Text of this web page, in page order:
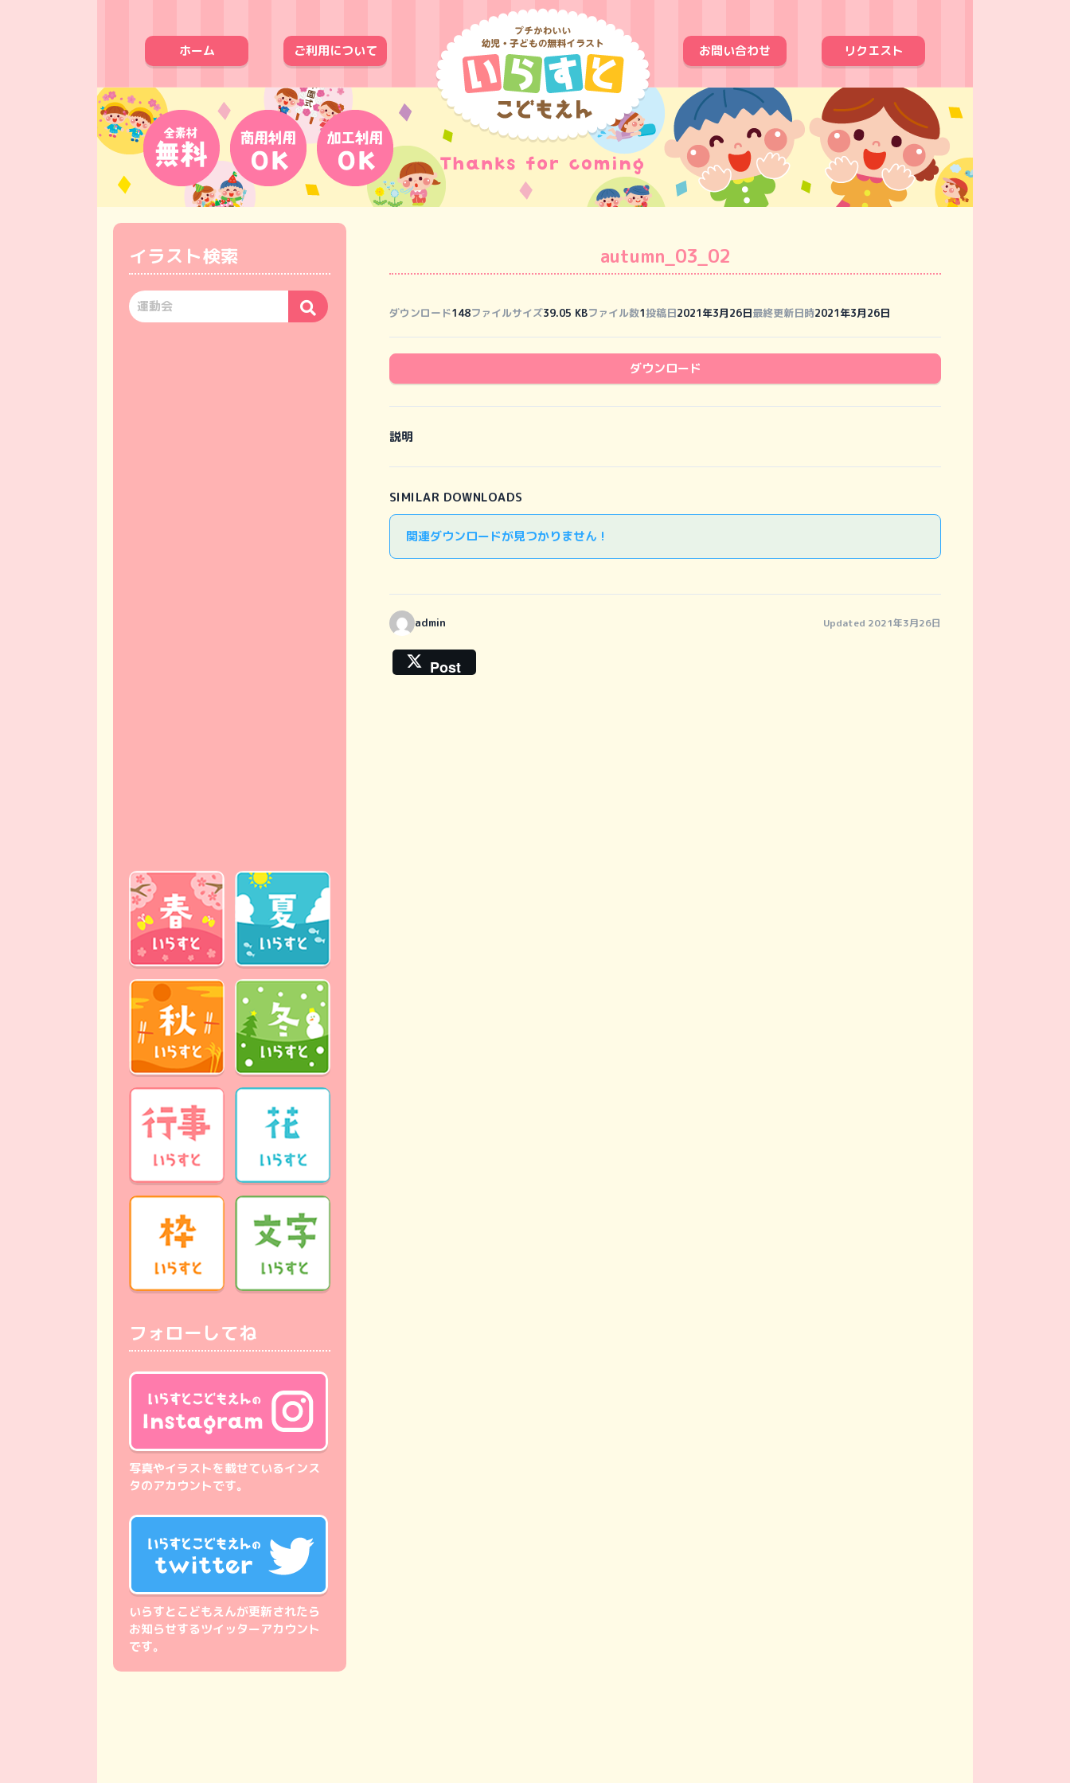
ホーム ご利用について お問い合わせ リクエスト
イラスト検索
フォローしてね
写真やイラストを載せているインス
タのアカウントです。
いらすとこどもえんが更新されたら
お知らせするツイッターアカウント
です。
autumn_03_02
ダウンロード148ファイルサイズ39.05 KBファイル数1投稿日2021年3月26日最終更新日時2021年3月26日
ダウンロード
説明
SIMILAR DOWNLOADS
関連ダウンロードが見つかりません !
admin Updated 2021年3月26日
Post